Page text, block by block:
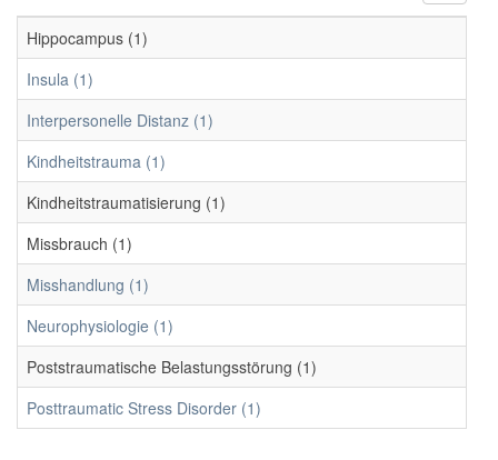
Hippocampus (1)
Insula (1)
Interpersonelle Distanz (1)
Kindheitstrauma (1)
Kindheitstraumatisierung (1)
Missbrauch (1)
Misshandlung (1)
Neurophysiologie (1)
Poststraumatische Belastungsstörung (1)
Posttraumatic Stress Disorder (1)